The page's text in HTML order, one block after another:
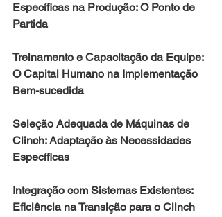
Específicas na Produção: O Ponto de
Partida
Treinamento e Capacitação da Equipe:
O Capital Humano na Implementação
Bem-sucedida
Seleção Adequada de Máquinas de
Clinch: Adaptação às Necessidades
Específicas
Integração com Sistemas Existentes:
Eficiência na Transição para o Clinch